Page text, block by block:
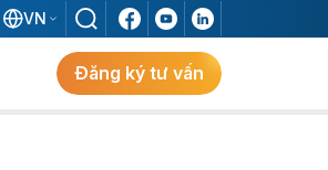
VN
Đăng ký tư vấn